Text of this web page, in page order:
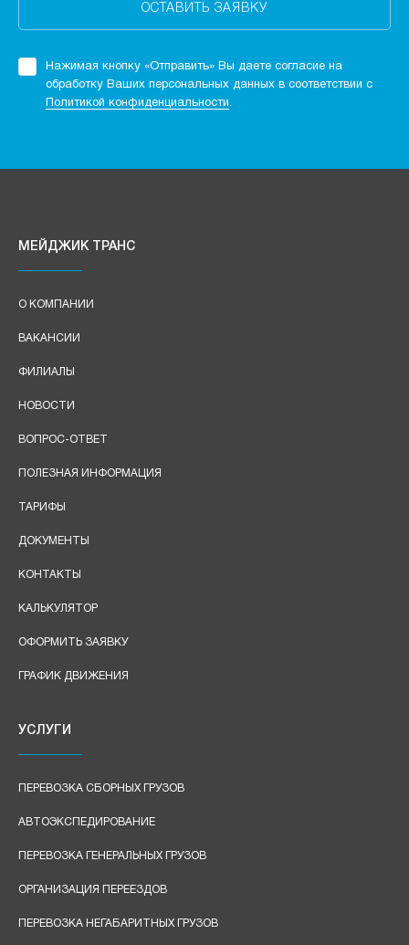
ОСТАВИТЬ ЗАЯВКУ
Нажимая кнопку «Отправить» Вы даете согласие на
обработку Ваших персональных данных в соответствии с
Политикой конфиденциальности.
МЕЙДЖИК ТРАНС
О КОМПАНИИ
ВАКАНСИИ
ФИЛИАЛЫ
НОВОСТИ
ВОПРОС-ОТВЕТ
ПОЛЕЗНАЯ ИНФОРМАЦИЯ
ТАРИФЫ
ДОКУМЕНТЫ
КОНТАКТЫ
КАЛЬКУЛЯТОР
ОФОРМИТЬ ЗАЯВКУ
ГРАФИК ДВИЖЕНИЯ
УСЛУГИ
ПЕРЕВОЗКА СБОРНЫХ ГРУЗОВ
АВТОЭКСПЕДИРОВАНИЕ
ПЕРЕВОЗКА ГЕНЕРАЛЬНЫХ ГРУЗОВ
ОРГАНИЗАЦИЯ ПЕРЕЕЗДОВ
ПЕРЕВОЗКА НЕГАБАРИТНЫХ ГРУЗОВ